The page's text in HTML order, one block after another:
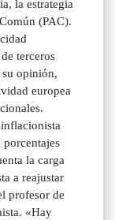
la estrategia
(PAC).
terceros
opinión,
europea
inflacionista
porcentajes
la carga
a reajustar
profesor de
«Hay